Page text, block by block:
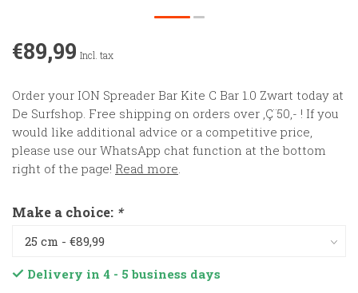
€89,99 Incl. tax
Order your ION Spreader Bar Kite C Bar 1.0 Zwart today at
De Surfshop. Free shipping on orders over ‚Ç¨50,- ! If you
would like additional advice or a competitive price,
please use our WhatsApp chat function at the bottom
right of the page! Read more.
Make a choice: *
Delivery in 4 - 5 business days